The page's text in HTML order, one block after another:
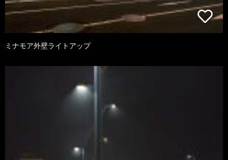
ミナモア外壁ライトアップ